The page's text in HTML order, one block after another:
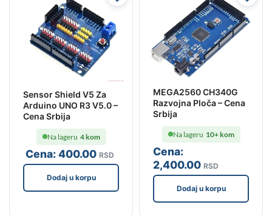
Sensor Shield V5 Za
Arduino UNO R3 V5.0 –
Cena Srbija
Cena:400.00 RSD
Na lageru 4 kom
Dodaj u korpu
MEGA2560 CH340G
Razvojna Ploča – Cena
Srbija
Cena:
2,400.00 RSD
Na lageru 10+ kom
Dodaj u korpu